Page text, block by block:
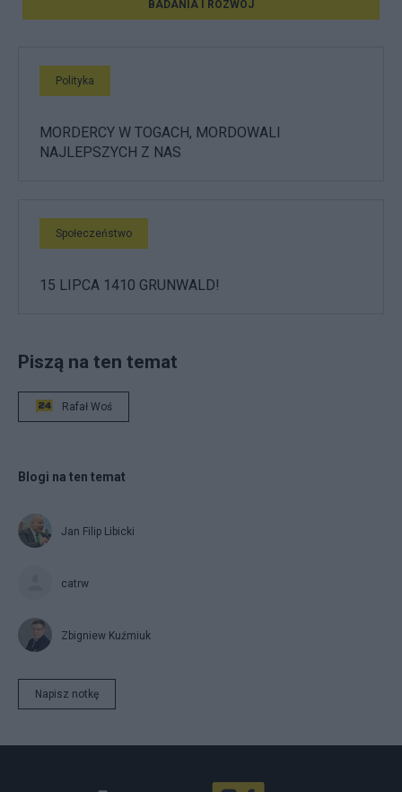
BADANIA I ROZWÓJ
Polityka
MORDERCY W TOGACH, MORDOWALI
NAJLEPSZYCH Z NAS
Społeczeństwo
15 LIPCA 1410 GRUNWALD!
Piszą na ten temat
Rafał Woś
Blogi na ten temat
Jan Filip Libicki
catrw
Zbigniew Kuźmiuk
Napisz notkę